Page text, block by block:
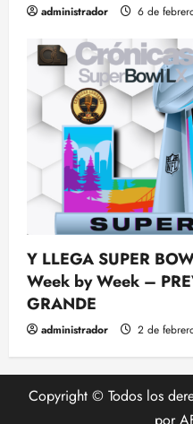
administrador 6 de
Y LLEGA SUPER
Week by Week –
GRANDE
administrador 2 de
Copyright © Todos los